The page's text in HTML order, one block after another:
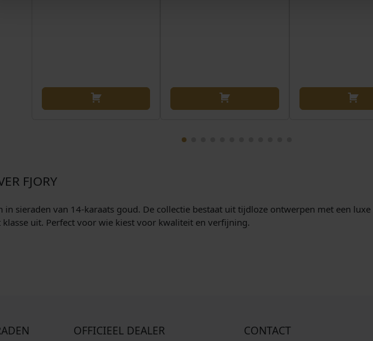
FJORY
in sieraden van 14-karaats goud. De collectie bestaat uit tijdloze ontwerpen met een
uit. Perfect voor wie kiest voor kwaliteit en verfijning.
OFFICIEEL DEALER CONTACT